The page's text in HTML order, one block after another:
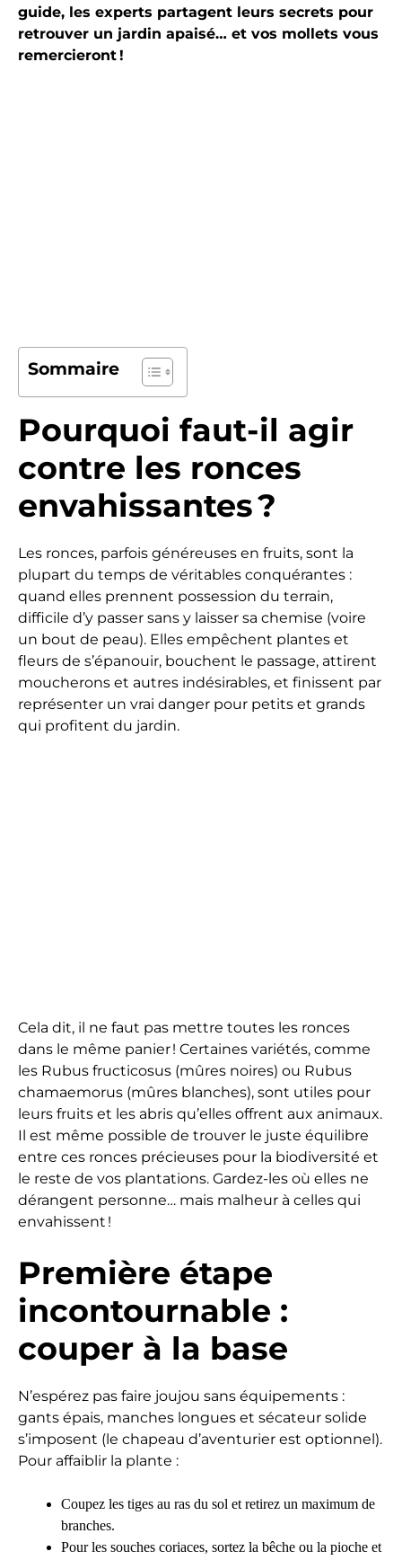
guide, les experts partagent leurs secrets pour
retrouver un jardin apaisé… et vos mollets vous
remercieront !
Sommaire
Pourquoi faut-il agir
contre les ronces
envahissantes ?
Les ronces, parfois généreuses en fruits, sont la
plupart du temps de véritables conquérantes :
quand elles prennent possession du terrain,
difficile d’y passer sans y laisser sa chemise (voire
un bout de peau). Elles empêchent plantes et
fleurs de s’épanouir, bouchent le passage, attirent
moucherons et autres indésirables, et finissent par
représenter un vrai danger pour petits et grands
qui profitent du jardin.
Cela dit, il ne faut pas mettre toutes les ronces
dans le même panier ! Certaines variétés, comme
les Rubus fructicosus (mûres noires) ou Rubus
chamaemorus (mûres blanches), sont utiles pour
leurs fruits et les abris qu’elles offrent aux animaux.
Il est même possible de trouver le juste équilibre
entre ces ronces précieuses pour la biodiversité et
le reste de vos plantations. Gardez-les où elles ne
dérangent personne… mais malheur à celles qui
envahissent !
Première étape
incontournable :
couper à la base
N’espérez pas faire joujou sans équipements :
gants épais, manches longues et sécateur solide
s’imposent (le chapeau d’aventurier est optionnel).
Pour affaiblir la plante :
Coupez les tiges au ras du sol et retirez un maximum de
branches.
Pour les souches coriaces, sortez la bêche ou la pioche et